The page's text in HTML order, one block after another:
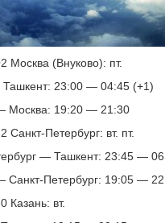
Москва (Внуково): пт.
23:00 — 04:45 (+1)
Москва: 19:20 — 21:30
Санкт-Петербург: вт. пт.
— Ташкент: 23:45 —
Санкт-Петербург: 19:05 —
Казань: вт.